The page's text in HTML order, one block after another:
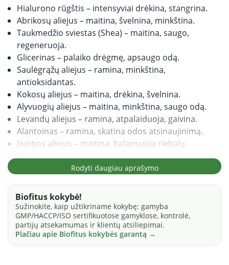
Hialurono rūgštis – intensyviai drėkina, stangrina.
Abrikosų aliejus – maitina, švelnina, minkština.
Taukmedžio sviestas (Shea) – maitina, saugo,
regeneruoja.
Glicerinas – palaiko drėgmę, apsaugo odą.
Saulėgrąžų aliejus – ramina, minkština,
antioksidantas.
Kokosų aliejus – maitina, drėkina, švelnina.
Alyvuogių aliejus – maitina, minkština, saugo odą.
Levandų aliejus – ramina, atpalaiduoja, gaivina.
Alantoinas – ramina, skatina odos atsinaujinimą.
Jojobos aliejus – maitina, balansuoja riebalų
išsiskyrimą.
Nakvišų aliejus – minkština, palaiko elastingumą.
Slyvų sėklų aliejus – maitina, gerina odos struktūrą.
Avokadų aliejus – stipriai maitina, regeneruoja.
Kviečių gemalų aliejus – maitina, su vitaminu E.
Argano aliejus – stiprus antioksidantas, stangrina.
Vitaminas E (tokoferolis) – apsaugo nuo laisvųjų
Rodyti daugiau aprašymo
Biofitus kokybė!
Sužinokite, kaip užtikriname kokybę: gamyba
GMP/HACCP/ISO sertifikuotose gamyklose, kontrolė,
partijų atsekamumas ir klientų atsiliepimai.
Plačiau apie Biofitus kokybės garantą →